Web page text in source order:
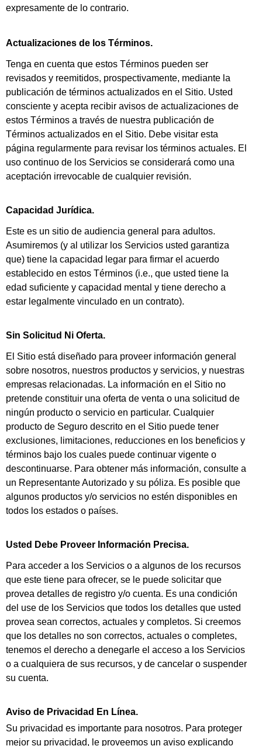
expresamente de lo contrario.
Actualizaciones de los Términos.
Tenga en cuenta que estos Términos pueden ser
revisados y reemitidos, prospectivamente, mediante la
publicación de términos actualizados en el Sitio. Usted
consciente y acepta recibir avisos de actualizaciones de
estos Términos a través de nuestra publicación de
Términos actualizados en el Sitio. Debe visitar esta
página regularmente para revisar los términos actuales. El
uso continuo de los Servicios se considerará como una
aceptación irrevocable de cualquier revisión.
Capacidad Jurídica.
Este es un sitio de audiencia general para adultos.
Asumiremos (y al utilizar los Servicios usted garantiza
que) tiene la capacidad legar para firmar el acuerdo
establecido en estos Términos (i.e., que usted tiene la
edad suficiente y capacidad mental y tiene derecho a
estar legalmente vinculado en un contrato).
Sin Solicitud Ni Oferta.
El Sitio está diseñado para proveer información general
sobre nosotros, nuestros productos y servicios, y nuestras
empresas relacionadas. La información en el Sitio no
pretende constituir una oferta de venta o una solicitud de
ningún producto o servicio en particular. Cualquier
producto de Seguro descrito en el Sitio puede tener
exclusiones, limitaciones, reducciones en los beneficios y
términos bajo los cuales puede continuar vigente o
descontinuarse. Para obtener más información, consulte a
un Representante Autorizado y su póliza. Es posible que
algunos productos y/o servicios no estén disponibles en
todos los estados o países.
Usted Debe Proveer Información Precisa.
Para acceder a los Servicios o a algunos de los recursos
que este tiene para ofrecer, se le puede solicitar que
provea detalles de registro y/o cuenta. Es una condición
del use de los Servicios que todos los detalles que usted
provea sean correctos, actuales y completos. Si creemos
que los detalles no son correctos, actuales o completes,
tenemos el derecho a denegarle el acceso a los Servicios
o a cualquiera de sus recursos, y de cancelar o suspender
su cuenta.
Aviso de Privacidad En Línea.
Su privacidad es importante para nosotros. Para proteger
mejor su privacidad, le proveemos un aviso explicando